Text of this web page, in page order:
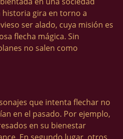
historia gira en torno a
ser alado, cuya misión es
flecha mágica. Sin
no salen como
que intenta flechar no
en el pasado. Por ejemplo,
en su bienestar
En segundo lugar, otros